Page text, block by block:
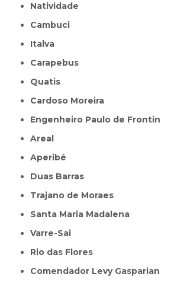
Natividade
Cambuci
Italva
Carapebus
Quatis
Cardoso Moreira
Engenheiro Paulo de Frontin
Areal
Aperibé
Duas Barras
Trajano de Moraes
Santa Maria Madalena
Varre-Sai
Rio das Flores
Comendador Levy Gasparian